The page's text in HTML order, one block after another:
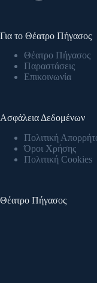
Για το Θέατρο Πήγασος
Θέατρο Πήγασος
Παραστάσεις
Επικοινωνία
Ασφάλεια Δεδομένων
Πολιτική
Όροι Χρήσης
Πολιτική Cookies
Θέατρο Πήγασος